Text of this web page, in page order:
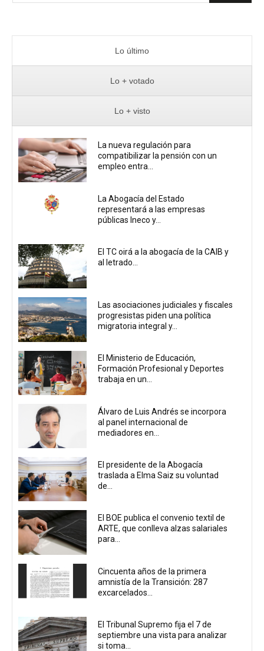
Lo último
Lo + votado
Lo + visto
La nueva regulación para
compatibilizar la pensión con un
empleo entra...
La Abogacía del Estado
representará a las empresas
públicas Ineco y...
El TC oirá a la abogacía de la CAIB y
al letrado...
Las asociaciones judiciales y fiscales
progresistas piden una política
migratoria integral y...
El Ministerio de Educación,
Formación Profesional y Deportes
trabaja en un...
Álvaro de Luis Andrés se incorpora
al panel internacional de
mediadores en...
El presidente de la Abogacía
traslada a Elma Saiz su voluntad
de...
El BOE publica el convenio textil de
ARTE, que conlleva alzas salariales
para...
Cincuenta años de la primera
amnistía de la Transición: 287
excarcelados...
El Tribunal Supremo fija el 7 de
septiembre una vista para analizar
si toma...